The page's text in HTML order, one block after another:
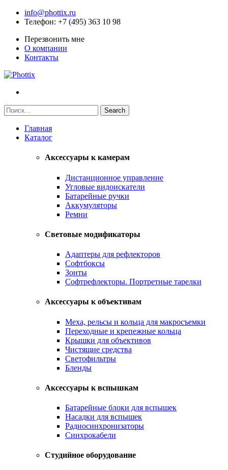
info@phottix.ru
Телефон: +7 (495) 363 10 98
Перезвонить мне
О компании
Контакты
Главная
Каталог
Аксессуары к камерам
Дистанционное управление
Угловые видоискатели
Батарейные ручки
Аккумуляторы
Ремни
Световые модификаторы
Адаптеры для рефлекторов
Софтбоксы
Зонты
Софтрефлекторы. Портретные тарелки
Аксессуары к объективам
Меха, рельсы и кольца для макросъемки
Переходные и крепежные кольца
Крышки для объективов
Чистящие средства
Светофильтры
Бленды
Аксессуары к вспышкам
Батарейные блоки для вспышек
Насадки для вспышек
Радиосинхронизаторы
Синхрокабели
Студийное оборудование